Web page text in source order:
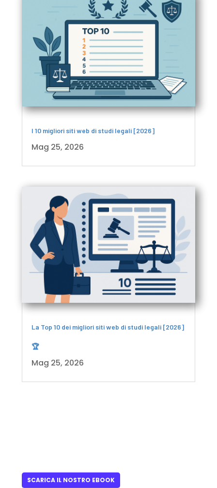
I 10 migliori siti web di studi legali [2026]
Mag 25, 2026
La Top 10 dei migliori siti web di studi legali [2026]
🏆
Mag 25, 2026
SCARICA IL NOSTRO EBOOK